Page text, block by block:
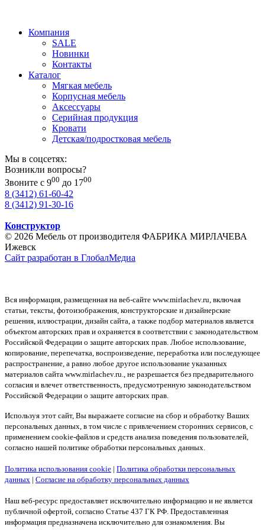
Компания
SALE
Новинки
Контакты
Каталог
Мягкая мебель
Корпусная мебель
Аксессуары
Серийная продукция
Кровати
Детская/подростковая мебель
Мы в соцсетях:
Возникли вопросы?
Звоните с 900 до 1700
8 (3412) 61-60-42
8 (3412) 91-30-16
Конструктор
© 2026 Мебель от производителя ФАБРИКА МИРЛАЧЕВА
Ижевск
Сайт разработан в ГлобалМедиа
Вся информация, размещенная на веб-сайте www.mirlachev.ru, включая
статьи, тексты, фотоизображения, конструкторские и дизайнерские
решения, иллюстрации, дизайн сайта, а также подбор материалов является
объектом авторских прав и охраняется в соответствии с законодательством
Российской Федерации о защите авторских прав. Любое использование,
копирование, перепечатка, воспроизведение, переработка или последующее
распространение, а равно любое другое использование указанных
материалов сайта www.mirlachev.ru., не разрешается без предварительного
согласия и влечет ответственность, предусмотренную законодательством
Российской Федерации о защите авторских прав.
Используя этот сайт, Вы выражаете согласие на сбор и обработку Ваших
персональных данных, в том числе с привлечением сторонних сервисов, с
применением cookie-файлов и средств анализа поведения пользователей,
согласно нашей политике обработки персональных данных.
Политика использования cookie | Политика обработки персональных
данных | Согласие на обработку персональных данных
Наш веб-ресурс предоставляет исключительно информацию и не является
публичной офертой, согласно Статье 437 ГК РФ. Предоставленная
информация предназначена исключительно для ознакомления. Вы